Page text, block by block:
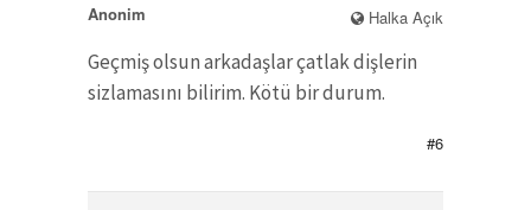
Halka Açık
Anonim
Geçmiş olsun arkadaşlar çatlak dişlerin
sizlamasını bilirim. Kötü bir durum.
#6